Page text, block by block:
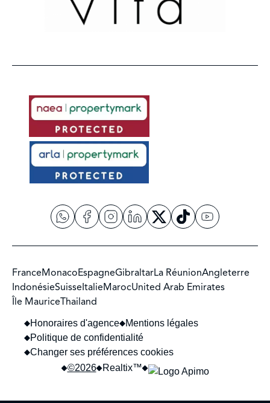
FranceMonacoEspagneGibraltarLa RéunionAngleterre
IndonésieSuisseItalieMarocUnited Arab Emirates
Île MauriceThailand
©2026 Realtix™
Honoraires d'agence
Mentions légales
Politique de confidentialité
Changer ses préférences cookies